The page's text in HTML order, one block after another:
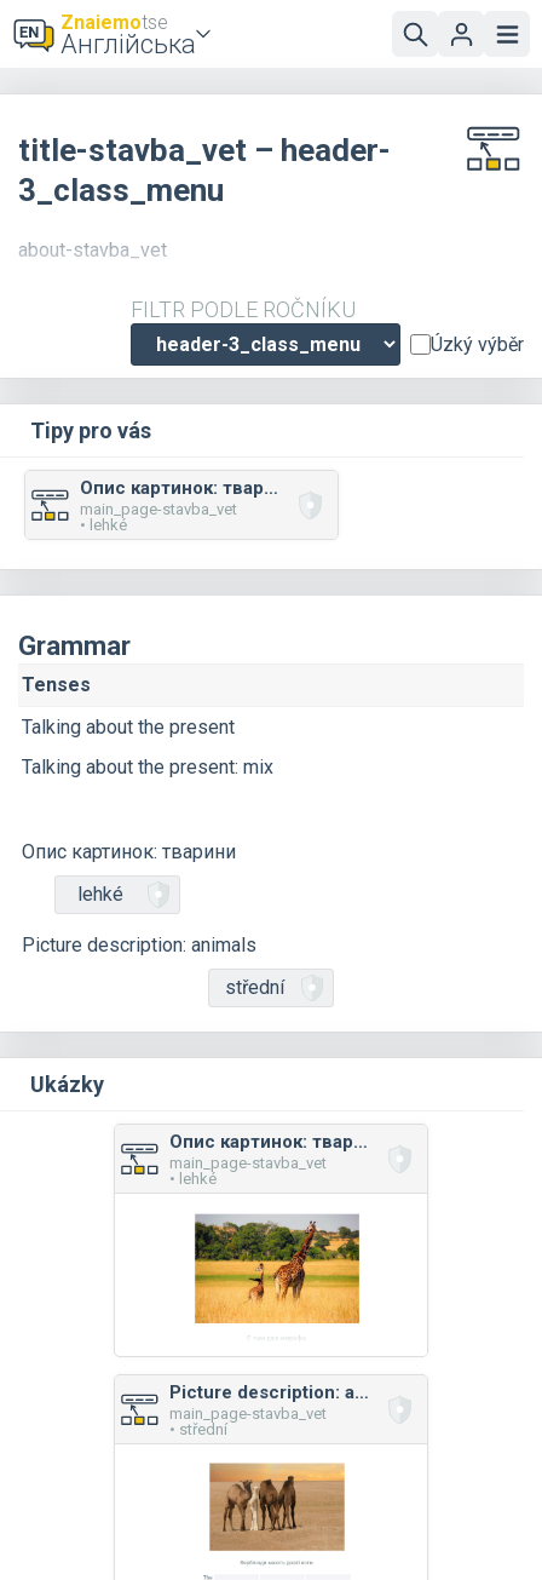
Znaiemotse
Англійська
title-stavba_vet – header-
3_class_menu
about-stavba_vet
FILTR PODLE ROČNÍKU
Úzký výběr
Tipy pro vás
Опис картинок: тварини
main_page-stavba_vet
• lehké
Grammar
Tenses
Talking about the present
Talking about the present: mix
Опис картинок: тварини
lehké
Picture description: animals
střední
Ukázky
Опис картинок: тварини
main_page-stavba_vet
• lehké
Picture description: animals
main_page-stavba_vet
• střední